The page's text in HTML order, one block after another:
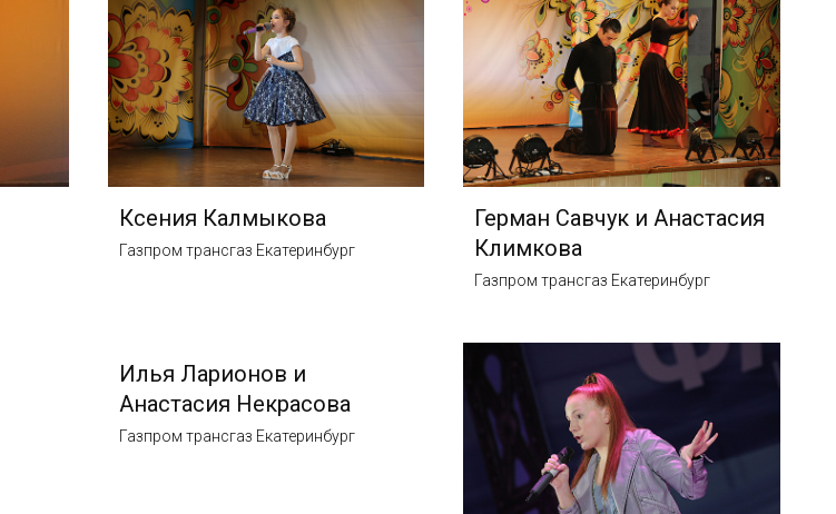
Ксения Калмыкова
Газпром трансгаз Екатеринбург
Герман Савчук и Анастасия
Климкова
Газпром трансгаз Екатеринбург
Илья Ларионов и
Анастасия Некрасова
Газпром трансгаз Екатеринбург